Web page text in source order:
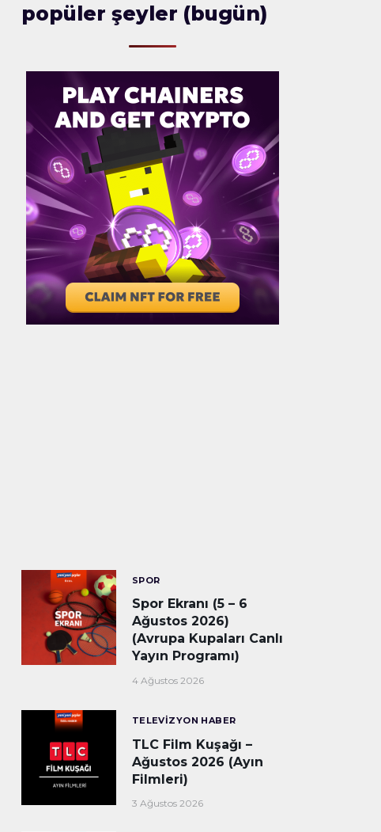
popüler şeyler (bugün)
SPOR
Spor Ekranı (5 – 6
Ağustos 2026)
(Avrupa Kupaları Canlı
Yayın Programı)
4 Ağustos 2026
TELEVIZYON HABER
TLC Film Kuşağı –
Ağustos 2026 (Ayın
Filmleri)
3 Ağustos 2026